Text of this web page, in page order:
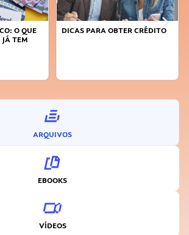
CRÉDITO
FAÇA A DIFERENÇA: SEJA
ARQUIVOS
EBOOKS
VÍDEOS